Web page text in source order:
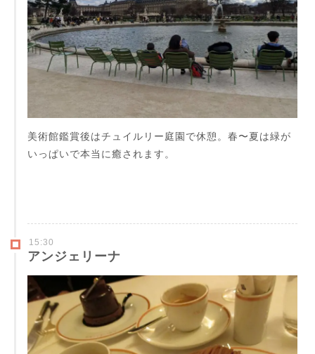
美術館鑑賞後はチュイルリー庭園で休憩。春〜夏は緑が
いっぱいで本当に癒されます。
15:30
アンジェリーナ